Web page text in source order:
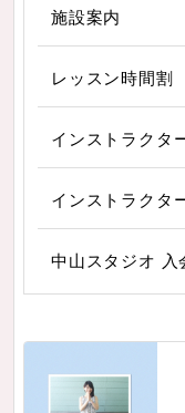
施設案内
レッスン時間割
インストラクタ
インストラクタ
中山スタジオ 入